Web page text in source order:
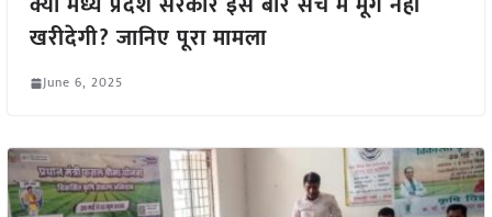
खरीदेगी? जानिए पूरा मामला
June 6, 2025